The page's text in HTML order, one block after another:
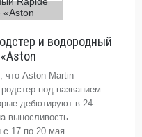
и водородный
что Aston Martin
под названием
дебютируют в 24-
выносливость.
с 17 по 20 мая......